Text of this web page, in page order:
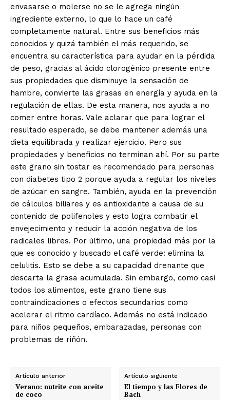
envasarse o molerse no se le agrega ningún
ingrediente externo, lo que lo hace un café
completamente natural. Entre sus beneficios más
conocidos y quizá también el más requerido, se
encuentra su característica para ayudar en la pérdida
de peso, gracias al ácido clorogénico presente entre
sus propiedades que disminuye la sensación de
hambre, convierte las grasas en energía y ayuda en la
regulación de ellas. De esta manera, nos ayuda a no
comer entre horas. Vale aclarar que para lograr el
resultado esperado, se debe mantener además una
dieta equilibrada y realizar ejercicio. Pero sus
propiedades y beneficios no terminan ahí. Por su parte
este grano sin tostar es recomendado para personas
con diabetes tipo 2 porque ayuda a regular los niveles
de azúcar en sangre. También, ayuda en la prevención
de cálculos biliares y es antioxidante a causa de su
contenido de polifenoles y esto logra combatir el
envejecimiento y reducir la acción negativa de los
radicales libres. Por último, una propiedad más por la
que es conocido y buscado el café verde: elimina la
celulitis. Esto se debe a su capacidad drenante que
descarta la grasa acumulada. Sin embargo, como casi
todos los alimentos, este grano tiene sus
contraindicaciones o efectos secundarios como
acelerar el ritmo cardíaco. Además no está indicado
para niños pequeños, embarazadas, personas con
problemas de riñón.
Artículo anterior
Verano: nutrite con aceite
de coco
Artículo siguiente
El tiempo y las Flores de
Bach